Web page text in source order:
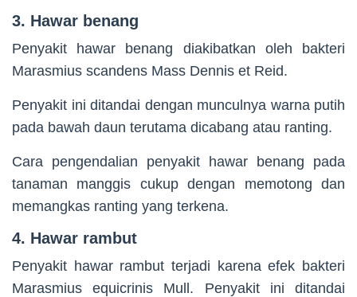
3. Hawar benang
Penyakit hawar benang diakibatkan oleh bakteri
Marasmius scandens Mass Dennis et Reid.
Penyakit ini ditandai dengan munculnya warna putih
pada bawah daun terutama dicabang atau ranting.
Cara pengendalian penyakit hawar benang pada
tanaman manggis cukup dengan memotong dan
memangkas ranting yang terkena.
4. Hawar rambut
Penyakit hawar rambut terjadi karena efek bakteri
Marasmius equicrinis Mull. Penyakit ini ditandai